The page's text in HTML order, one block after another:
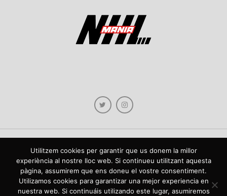
Copyright © 2021 NHLmania.com. Tots els drets reservats / Todos los derechos
reservados. NHLmania és una web dedicada a la difusió de contingut sobre la
NHL, tant en català com en castellà. L'escut de NHLmania.com és propietat de la
web en qüestió. NHLmania es una web dedicada a la difusión de contenido sobre
la NHL, tanto en español como en catalán. El escudo deNHLmania.com es
Utilitzem cookies per garantir que us donem la millor
experiència al nostre lloc web. Si continueu utilitzant aquesta
pàgina, assumirem que ens doneu el vostre consentiment.
Utilizamos cookies para garantizar una mejor experiencia en
nuestra web. Si continuáis utilizando este lugar, asumiremos